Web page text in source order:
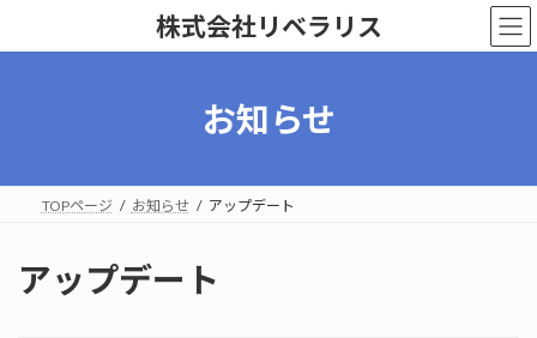
株式会社リベラリス
お知らせ
TOPページ お知らせ アップデート
アップデート